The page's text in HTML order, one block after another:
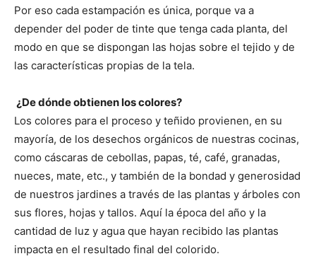
Por eso cada estampación es única, porque va a
depender del poder de tinte que tenga cada planta, del
modo en que se dispongan las hojas sobre el tejido y de
las características propias de la tela.
¿De dónde obtienen los colores?
Los colores para el proceso y teñido provienen, en su
mayoría, de los desechos orgánicos de nuestras cocinas,
como cáscaras de cebollas, papas, té, café, granadas,
nueces, mate, etc., y también de la bondad y generosidad
de nuestros jardines a través de las plantas y árboles con
sus flores, hojas y tallos. Aquí la época del año y la
cantidad de luz y agua que hayan recibido las plantas
impacta en el resultado final del colorido.